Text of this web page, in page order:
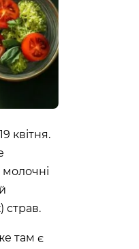
зони
квітня.
страв.
там є